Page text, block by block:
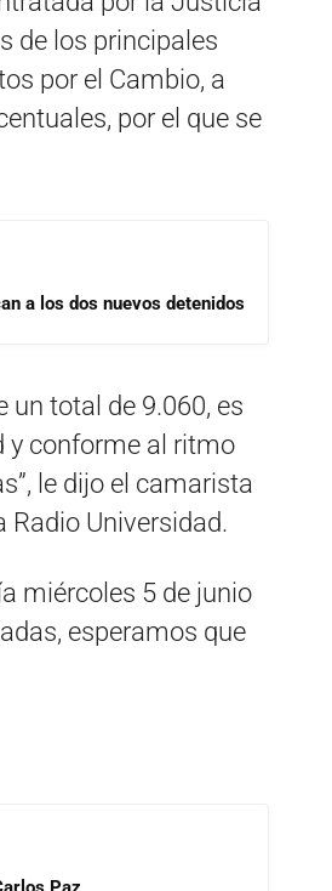
de los principales
por el Cambio, a
por el que se
a los dos nuevos detenidos
un total de 9.060, es
y conforme al ritmo
le dijo el camarista
Radio Universidad.
miércoles 5 de junio
esperamos que